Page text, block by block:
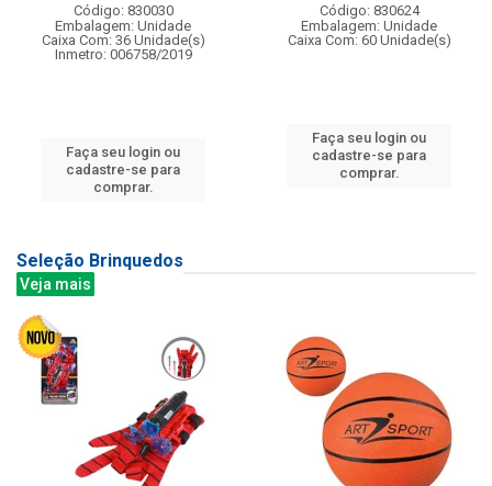
Código: 830030
Embalagem: Unidade
Caixa Com: 36 Unidade(s)
Inmetro: 006758/2019
Faça seu login ou
cadastre-se para
comprar.
Código: 830624
Embalagem: Unidade
Caixa Com: 60 Unidade(s)
Faça seu login ou
cadastre-se para
comprar.
Seleção Brinquedos
Veja mais